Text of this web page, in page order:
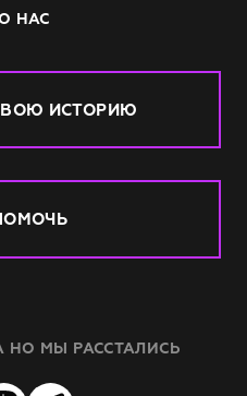
НАС
ИСТОРИЮ
НО МЫ РАССТАЛИСЬ